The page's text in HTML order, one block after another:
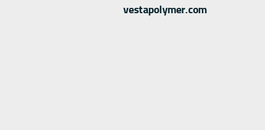
vestapolymer.com